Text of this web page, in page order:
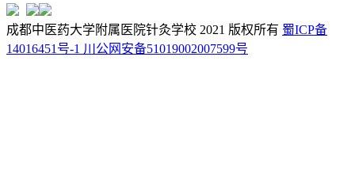
成都中医药大学附属医院针灸学校 2021 版权所有 蜀ICP备
14016451号-1 川公网安备51019002007599号